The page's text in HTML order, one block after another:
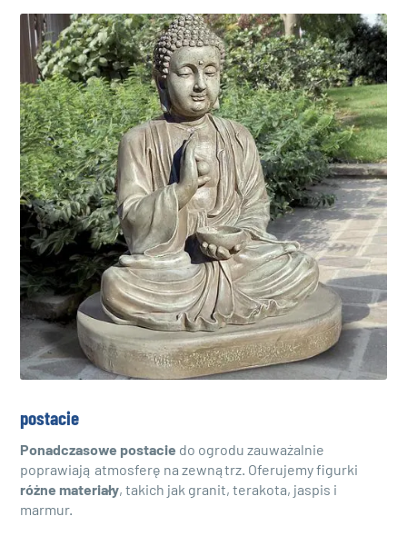
postacie
Ponadczasowe postacie do ogrodu zauważalnie
poprawiają atmosferę na zewnątrz. Oferujemy figurki
różne materiały, takich jak granit, terakota, jaspis i
marmur.